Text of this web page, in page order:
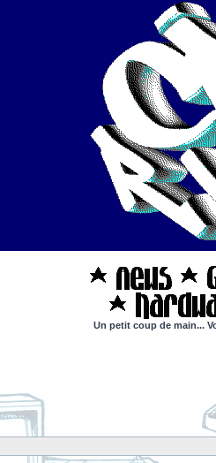
Un petit coup de main...